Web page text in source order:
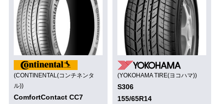
(CONTINENTAL(コンチネンタ
ル))
ComfortContact CC7
(YOKOHAMA TIRE(ヨコハマ))
S306
155/65R14